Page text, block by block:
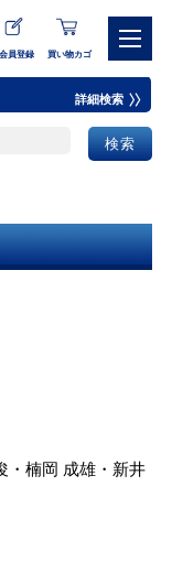
会員登録 買い物カゴ
詳細検索
・楠岡 成雄 ・ 新井